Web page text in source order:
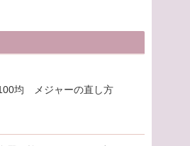
均 メジャーの直し方